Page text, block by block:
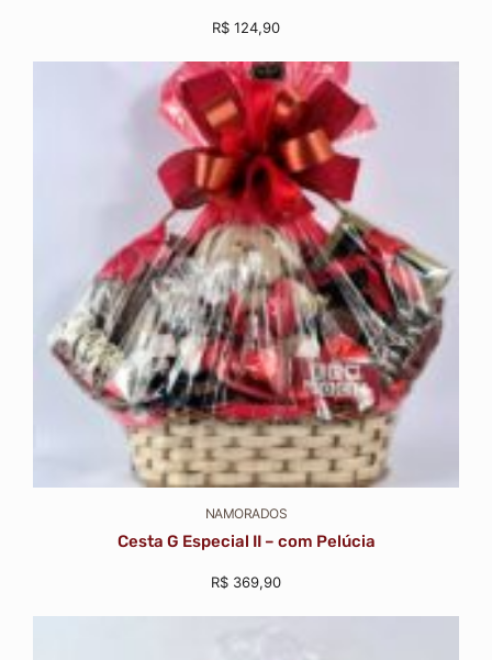
R$ 124,90
NAMORADOS
Cesta G Especial II – com Pelúcia
R$ 369,90